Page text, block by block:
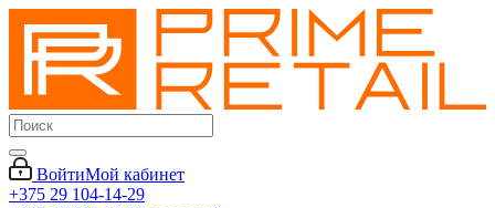
ВойтиМой кабинет
+375 29 104-14-29